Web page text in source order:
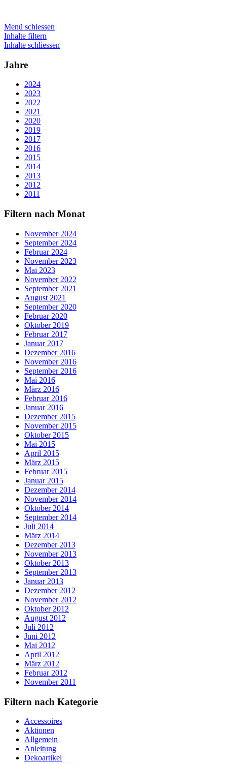
Menü schiessen
Inhalte filtern
Inhalte schliessen
Jahre
2024
2023
2022
2021
2020
2019
2017
2016
2015
2014
2013
2012
2011
Filtern nach Monat
November 2024
September 2024
Februar 2024
November 2023
Mai 2023
November 2022
September 2021
August 2021
September 2020
Februar 2020
Oktober 2019
Februar 2017
Januar 2017
Dezember 2016
November 2016
September 2016
Mai 2016
März 2016
Februar 2016
Januar 2016
Dezember 2015
November 2015
Oktober 2015
Mai 2015
April 2015
März 2015
Februar 2015
Januar 2015
Dezember 2014
November 2014
Oktober 2014
September 2014
Juli 2014
März 2014
Dezember 2013
November 2013
Oktober 2013
September 2013
Januar 2013
Dezember 2012
November 2012
Oktober 2012
August 2012
Juli 2012
Juni 2012
Mai 2012
April 2012
März 2012
Februar 2012
November 2011
Filtern nach Kategorie
Accessoires
Aktionen
Allgemein
Anleitung
Dekoartikel